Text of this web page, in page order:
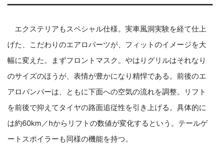
エクステリアもスペシャル仕様。実車風洞実験を経て仕上
げた、こだわりのエアロパーツが、フィットのイメージを大
幅に変えた。まずフロントマスク。やはりグリルはそれなり
のサイズのほうが、表情が豊かになり精悍である。前後のエ
アロバンパーは、ともに下面への空気の流れを調整。リフト
を前後で抑えてタイヤの路面追従性を引き上げる。具体的に
は約60km／hからリフトの数値が変化するという。テールゲ
ートスポイラーも同様の機能を持つ。